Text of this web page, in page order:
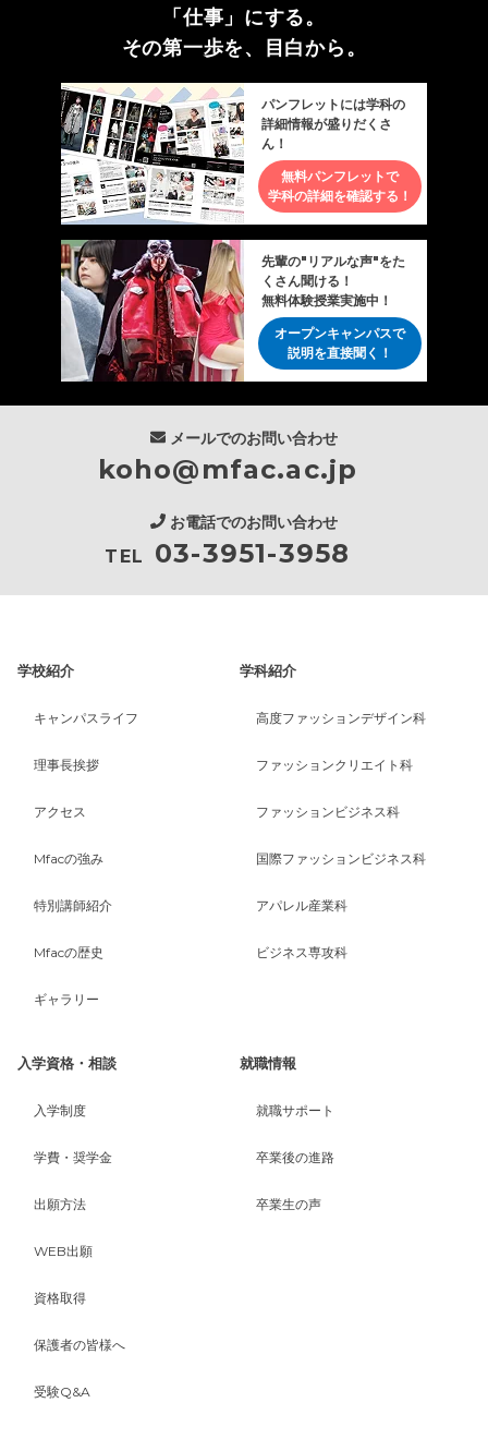
「仕事」にする。
その第一歩を、目白から。
パンフレットには学科の
詳細情報が盛りだくさ
ん！
無料パンフレットで
学科の詳細を確認する！
先輩の"リアルな声"をた
くさん聞ける！
無料体験授業実施中！
オープンキャンパスで
説明を直接聞く！
メールでのお問い合わせ
koho@mfac.ac.jp
お電話でのお問い合わせ
TEL 03-3951-3958
学校紹介
キャンパスライフ
理事長挨拶
アクセス
Mfacの強み
特別講師紹介
Mfacの歴史
ギャラリー
学科紹介
高度ファッションデザイン科
ファッションクリエイト科
ファッションビジネス科
国際ファッションビジネス科
アパレル産業科
ビジネス専攻科
入学資格・相談
入学制度
学費・奨学金
出願方法
WEB出願
資格取得
保護者の皆様へ
受験Q&A
就職情報
就職サポート
卒業後の進路
卒業生の声